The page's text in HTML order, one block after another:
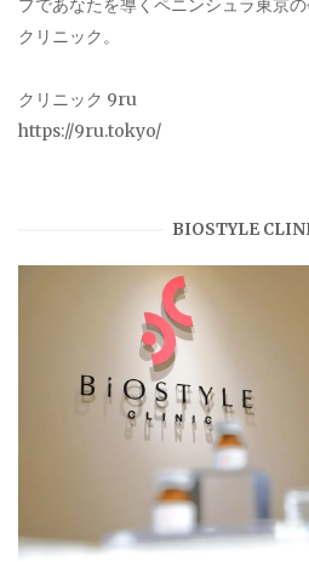
プであなたを導くペニンシュラ東京
クリニック。
クリニック 9ru
https://9ru.tokyo/
BIOSTYLE